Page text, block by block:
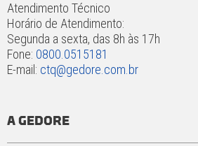
Atendimento Técnico
Horário de Atendimento:
Segunda a sexta, das 8h às 17h
Fone: 0800.0515181
E-mail: ctq@gedore.com.br
A GEDORE